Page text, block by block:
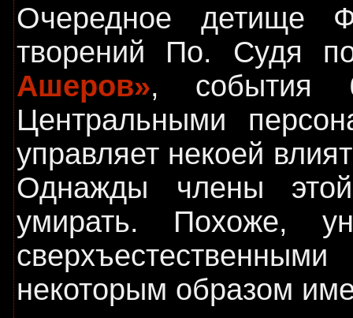
Очередное детище
творений По. Судя
Ашеров», события
Центральными
управляет некоей
Однажды члены
умирать. Похоже,
некоторым образом